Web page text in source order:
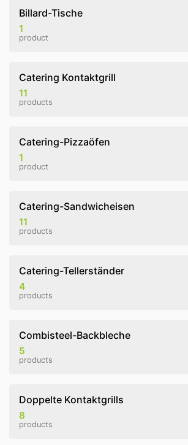
Billard-Tische
1
product
Catering Kontaktgrill
11
products
Catering-Pizzaöfen
1
product
Catering-Sandwicheisen
11
products
Catering-Tellerständer
4
products
Combisteel-Backbleche
5
products
Doppelte Kontaktgrills
8
products